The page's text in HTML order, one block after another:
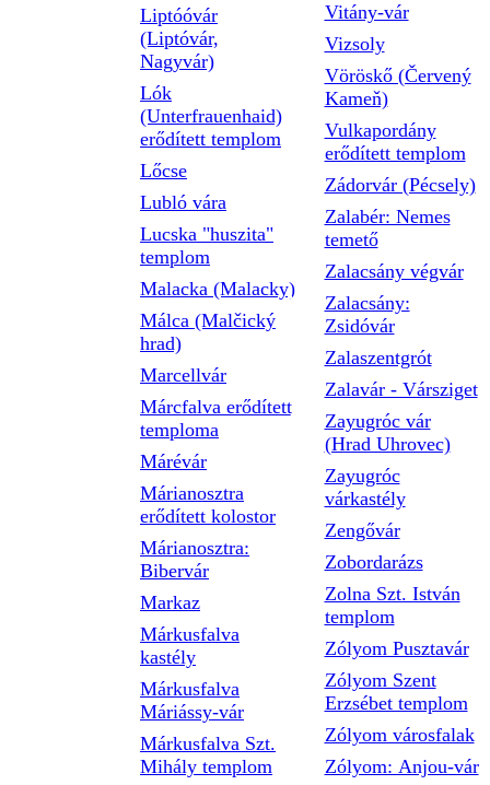
Liptóóvár
(Liptóvár,
Nagyvár)
Lók
(Unterfrauenhaid)
erődített templom
Lőcse
Lubló vára
Lucska "huszita"
templom
Malacka (Malacky)
Málca (Malčický
hrad)
Marcellvár
Márcfalva erődített
temploma
Márévár
Márianosztra
erődített kolostor
Márianosztra:
Bibervár
Markaz
Márkusfalva
kastély
Márkusfalva
Máriássy-vár
Márkusfalva Szt.
Mihály templom
Vitány-vár
Vizsoly
Vöröskő (Červený
Kameň)
Vulkapordány
erődített templom
Zádorvár (Pécsely)
Zalabér: Nemes
temető
Zalacsány végvár
Zalacsány:
Zsidóvár
Zalaszentgrót
Zalavár - Vársziget
Zayugróc vár
(Hrad Uhrovec)
Zayugróc
várkastély
Zengővár
Zobordarázs
Zolna Szt. István
templom
Zólyom Pusztavár
Zólyom Szent
Erzsébet templom
Zólyom városfalak
Zólyom: Anjou-vár